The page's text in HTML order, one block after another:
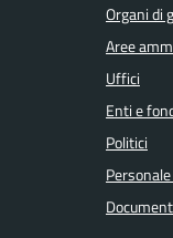
Organi di
Aree
Uffici
Enti e
Politici